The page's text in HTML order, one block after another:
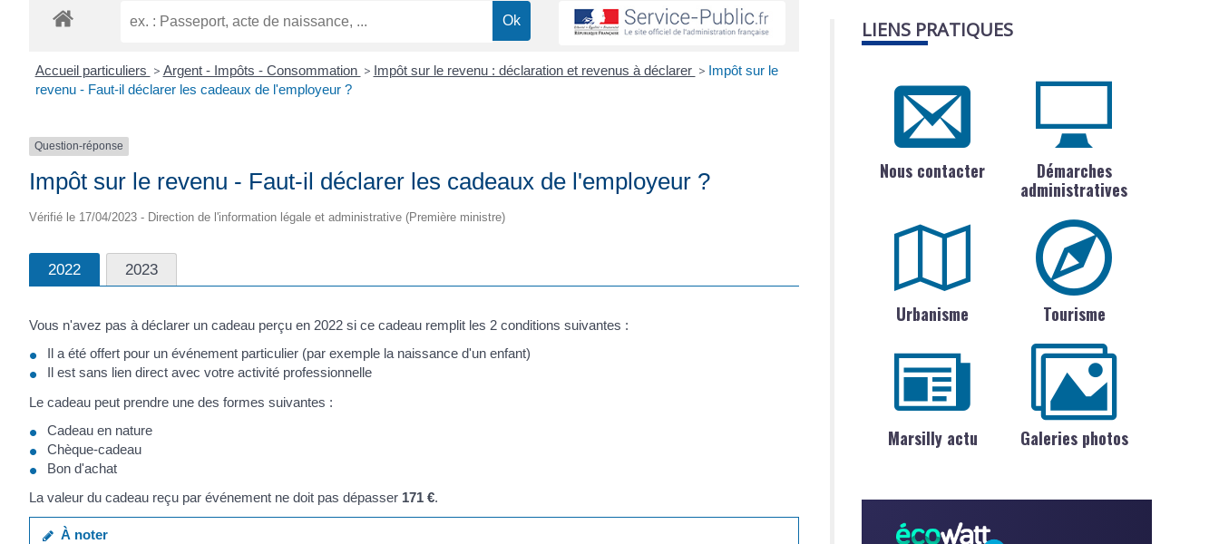
MARSILLY
Accueil particuliers > Argent - Impôts - Consommation > Impôt sur le revenu : déclaration et revenus à déclarer > Impôt sur le
revenu - Faut-il déclarer les cadeaux de l'employeur ?
Question-réponse
Impôt sur le revenu - Faut-il déclarer les cadeaux de l'employeur ?
Vérifié le 17/04/2023 - Direction de l'information légale et administrative (Première ministre)
2022 2023
Vous n'avez pas à déclarer un cadeau perçu en 2022 si ce cadeau remplit les 2 conditions suivantes :
Il a été offert pour un événement particulier (par exemple la naissance d'un enfant)
Il est sans lien direct avec votre activité professionnelle
Le cadeau peut prendre une des formes suivantes :
Cadeau en nature
Chèque-cadeau
Bon d'achat
La valeur du cadeau reçu par événement ne doit pas dépasser 171 €.
À noter
LIENS PRATIQUES
Nous contacter
Démarches
administratives
Urbanisme Tourisme
Marsilly actu Galeries photos